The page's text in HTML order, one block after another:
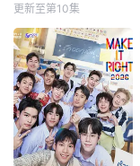
更新至第10集